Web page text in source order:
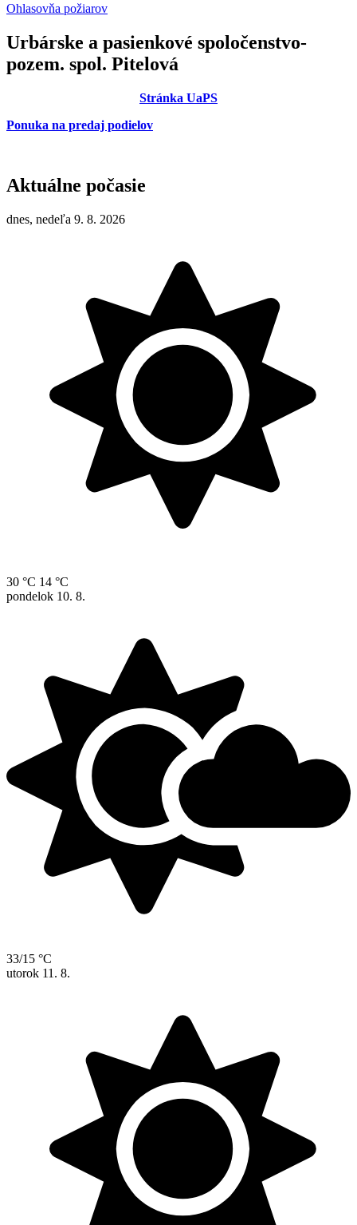
Ohlasovňa požiarov
Urbárske a pasienkové spoločenstvo-
pozem. spol. Pitelová
Stránka UaPS
Ponuka na predaj podielov
Aktuálne počasie
dnes, nedeľa 9. 8. 2026
30 °C 14 °C
pondelok 10. 8.
33/15 °C
utorok 11. 8.